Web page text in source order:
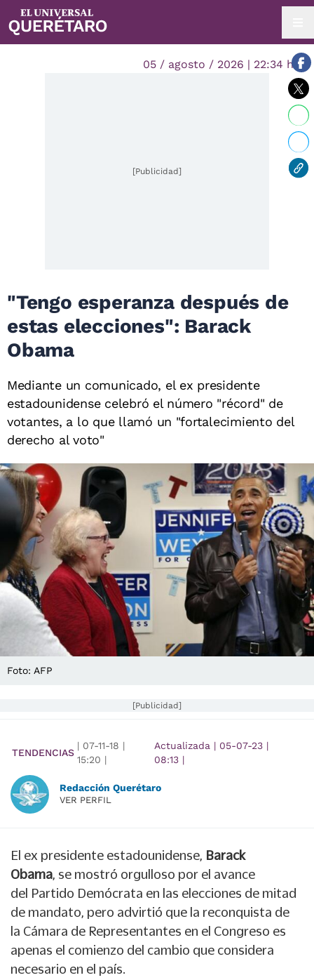
05 / agosto / 2026 | 22:34 hrs.
[Publicidad]
"Tengo esperanza después de
estas elecciones": Barack
Obama
Mediante un comunicado, el ex presidente
estadounidense celebró el número "récord" de
votantes, a lo que llamó un "fortalecimiento del
derecho al voto"
Foto: AFP
[Publicidad]
TENDENCIAS
| 07-11-18 |
15:20 |
Actualizada | 05-07-23 |
08:13|
Redacción Querétaro
VER PERFIL
El ex presidente estadounidense, Barack
Obama, se mostró orgulloso por el avance
del Partido Demócrata en las elecciones de mitad
de mandato, pero advirtió que la reconquista de
la Cámara de Representantes en el Congreso es
apenas el comienzo del cambio que considera
necesario en el país.